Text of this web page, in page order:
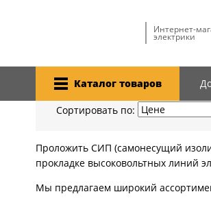
Интернет-
электрики
Каталог товаров
Каталог товаров Монтаж
Сортировать по:
Проложить СИП (самонесущий
прокладке высоковольтных линий
Мы предлагаем широкий